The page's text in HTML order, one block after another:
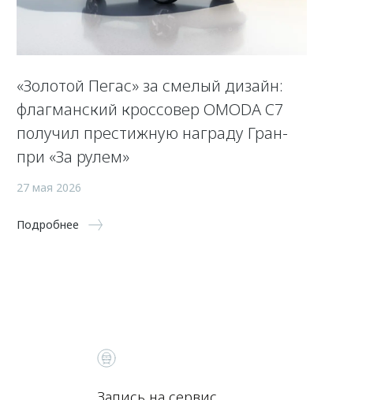
«Золотой Пегас» за смелый дизайн:
флагманский кроссовер OMODA C7
получил престижную награду Гран-
при «За рулем»
27 мая 2026
Подробнее